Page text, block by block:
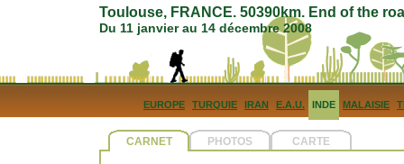
Toulouse, FRANCE. 50390km. End of the
Du 11 janvier au 14 décembre 2008
EUROPE TURQUIE IRAN E.A.U. INDE MALAISIE
CARNET PHOTOS CARTE